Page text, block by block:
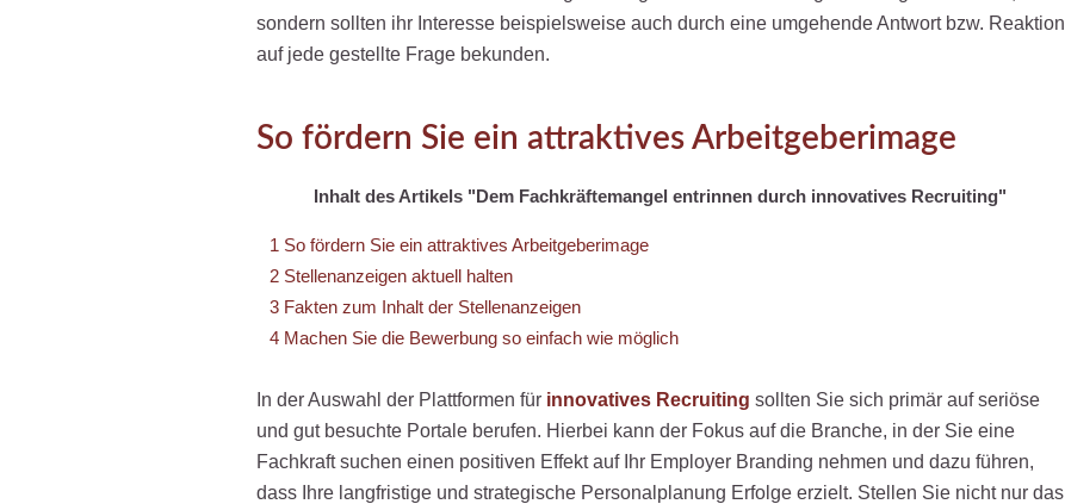
sondern sollten ihr Interesse beispielsweise auch durch eine umgehende Antwort bzw. Reaktion
auf jede gestellte Frage bekunden.
So fördern Sie ein attraktives Arbeitgeberimage
Inhalt des Artikels "Dem Fachkräftemangel entrinnen durch innovatives Recruiting"
1 So fördern Sie ein attraktives Arbeitgeberimage
2Stellenanzeigen aktuell halten
3Fakten zum Inhalt der Stellenanzeigen
4Machen Sie die Bewerbung so einfach wie möglich
In der Auswahl der Plattformen für innovatives Recruiting sollten Sie sich primär auf seriöse
und gut besuchte Portale berufen. Hierbei kann der Fokus auf die Branche, in der Sie eine
Fachkraft suchen einen positiven Effekt auf Ihr Employer Branding nehmen und dazu führen,
dass Ihre langfristige und strategische Personalplanung Erfolge erzielt. Stellen Sie nicht nur das